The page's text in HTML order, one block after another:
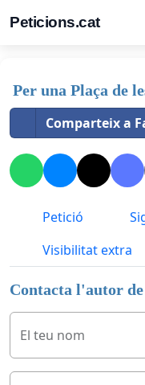
Peticions.cat
Per una Plaça de
Comparteix a
Petició
Visibilitat extra
Contacta l'autor
El teu nom